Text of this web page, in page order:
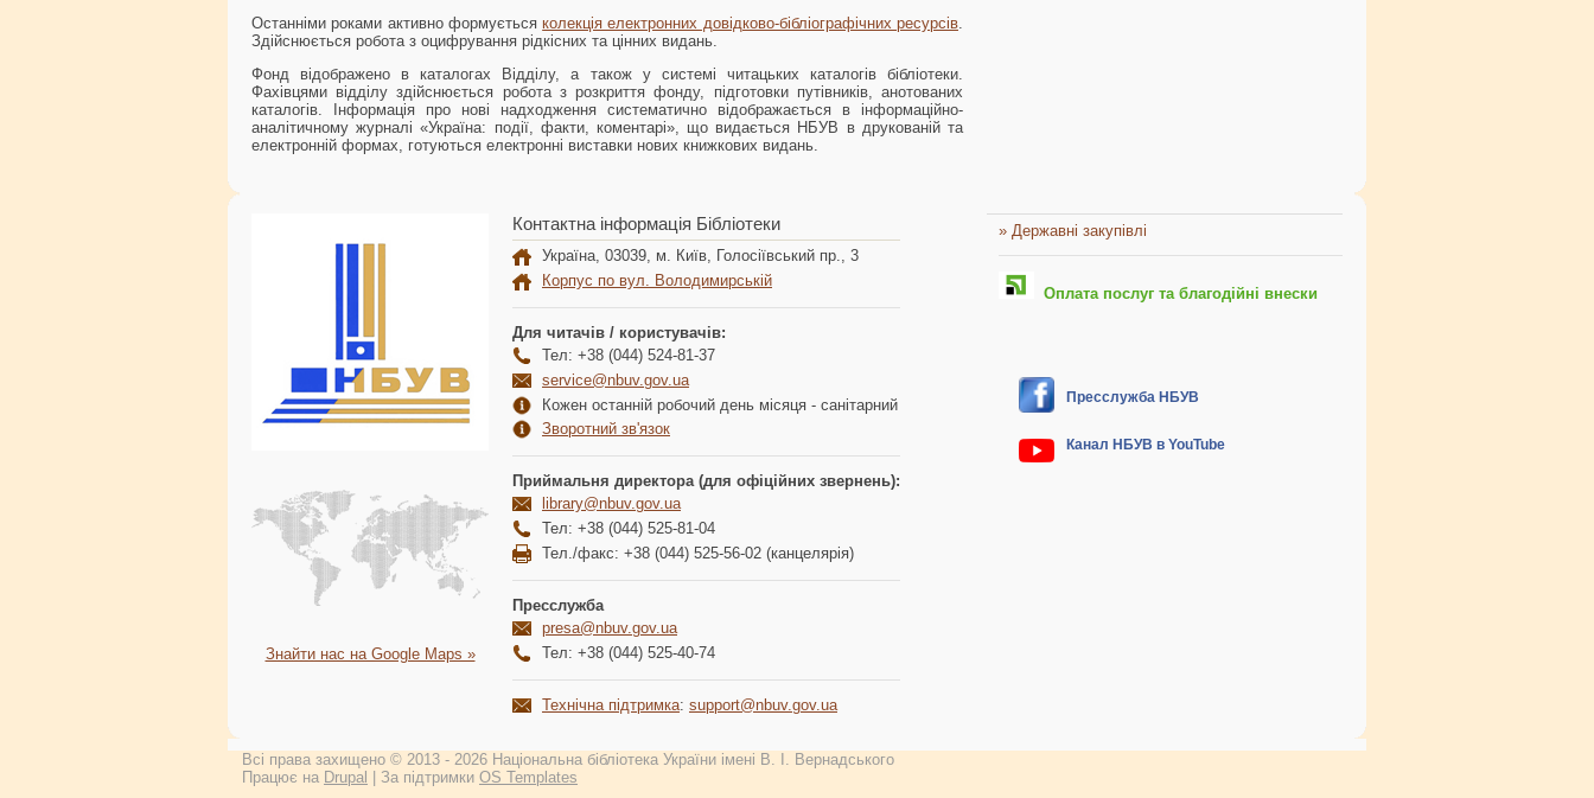
Останніми роками активно формуєтьсяколекція електронних довідково-бібліографічних ресурсів.
Здійснюється робота з оцифрування рідкісних та цінних видань.
Фонд відображено в каталогах Відділу, а також у системі читацьких каталогів бібліотеки.
Фахівцями відділу здійснюється робота з розкриття фонду, підготовки путівників, анотованих
каталогів. Інформація про нові надходження систематично відображається в інформаційно-
аналітичному журналі «Україна: події, факти, коментарі», що видається НБУВ в друкованій та
електронній формах, готуються електронні виставки нових книжкових видань.
Знайти нас на Google Maps »
Контактна інформація Бібліотеки
Україна, 03039, м. Київ, Голосіївський пр., 3
Корпус по вул. Володимирській
Для читачів / користувачів:
Тел: +38 (044) 524-81-37
service@nbuv.gov.ua
Кожен останній робочий день місяця - санітарний
Зворотний зв'язок
Приймальня директора (для офіційних звернень):
library@nbuv.gov.ua
Тел: +38 (044) 525-81-04
Тел./факс: +38 (044) 525-56-02 (канцелярія)
Пресслужба
presa@nbuv.gov.ua
Тел: +38 (044) 525-40-74
Технічна підтримка: support@nbuv.gov.ua
» Державні закупівлі
Оплата послуг та благодійні внески
Пресслужба НБУВ
Канал НБУВ в YouTube
Всі права захищено © 2013 - 2026 Національна бібліотека України імені В. І. Вернадського
Працює на Drupal | За підтримки OS Templates